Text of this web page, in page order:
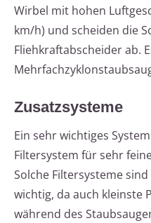
Wirbel mit hohen
km/h) und scheiden die
Fliehkraftabscheider ab.
Zusatzsysteme
Ein sehr wichtiges
Filtersystem für sehr
Solche Filtersysteme
wichtig, da auch kleinste
während des